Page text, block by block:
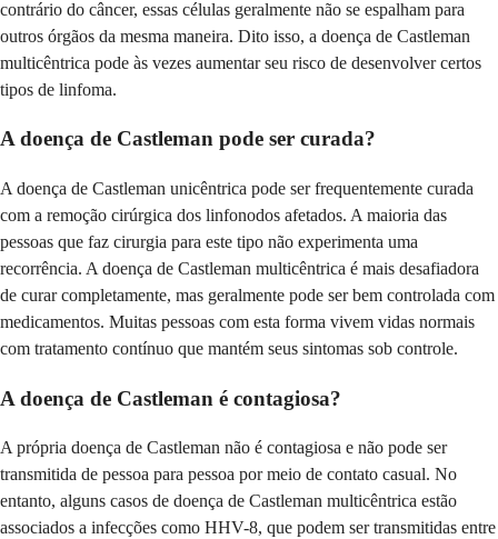
contrário do câncer, essas células geralmente não se espalham para
outros órgãos da mesma maneira. Dito isso, a doença de Castleman
multicêntrica pode às vezes aumentar seu risco de desenvolver certos
tipos de linfoma.
A doença de Castleman pode ser curada?
A doença de Castleman unicêntrica pode ser frequentemente curada
com a remoção cirúrgica dos linfonodos afetados. A maioria das
pessoas que faz cirurgia para este tipo não experimenta uma
recorrência. A doença de Castleman multicêntrica é mais desafiadora
de curar completamente, mas geralmente pode ser bem controlada com
medicamentos. Muitas pessoas com esta forma vivem vidas normais
com tratamento contínuo que mantém seus sintomas sob controle.
A doença de Castleman é contagiosa?
A própria doença de Castleman não é contagiosa e não pode ser
transmitida de pessoa para pessoa por meio de contato casual. No
entanto, alguns casos de doença de Castleman multicêntrica estão
associados a infecções como HHV-8, que podem ser transmitidas entre